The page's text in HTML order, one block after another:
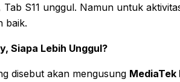
S11 unggul. Namun untuk
baik.
Siapa Lebih Unggul?
disebut akan mengusung MediaTek